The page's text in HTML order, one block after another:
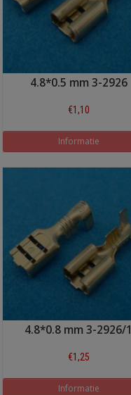
4.8*0.5 mm 3-2926
€1,10
Informatie
4.8*0.8 mm 3-2926/1
€1,25
Informatie